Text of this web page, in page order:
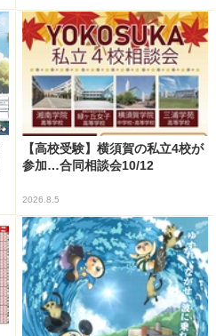
【高校受験】横須賀の私立4校が
参加…合同相談会10/12
2026.8.5